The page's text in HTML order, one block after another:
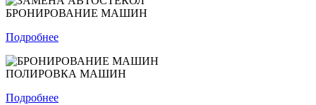
БРОНИРОВАНИЕ МАШИН
Подробнее
ПОЛИРОВКА МАШИН
Подробнее